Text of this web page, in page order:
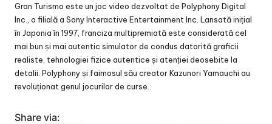
Gran Turismo este un joc video dezvoltat de Polyphony Digital
Inc., o filială a Sony Interactive Entertainment Inc. Lansată inițial
în Japonia în 1997, franciza multipremiată este considerată cel
mai bun și mai autentic simulator de condus datorită graficii
realiste, tehnologiei fizice autentice și atenției deosebite la
detalii. Polyphony și faimosul său creator Kazunori Yamauchi au
revoluționat genul jocurilor de curse.
Share via: